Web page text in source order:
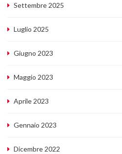
Settembre 2025
Luglio 2025
Giugno 2023
Maggio 2023
Aprile 2023
Gennaio 2023
Dicembre 2022